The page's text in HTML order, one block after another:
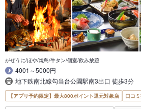
がぜうに/ほや/焼鳥/牛タン/個室/飲み放題
4001～5000円
地下鉄南北線勾当台公園駅南3出口 徒歩3分
【アプリ予約限定】最大800ポイント還元対象店 口コ